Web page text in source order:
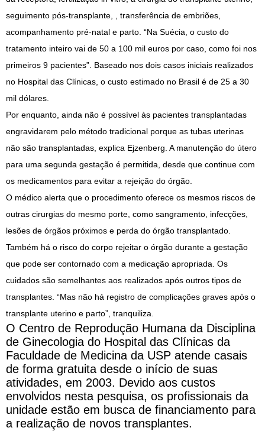
seguimento pós-transplante, , transferência de embriões,
acompanhamento pré-natal e parto. “Na Suécia, o custo do
tratamento inteiro vai de 50 a 100 mil euros por caso, como foi nos
primeiros 9 pacientes”. Baseado nos dois casos iniciais realizados
no Hospital das Clínicas, o custo estimado no Brasil é de 25 a 30
mil dólares.
Por enquanto, ainda não é possível às pacientes transplantadas
engravidarem pelo método tradicional porque as tubas uterinas
não são transplantadas, explica Ejzenberg. A manutenção do útero
para uma segunda gestação é permitida, desde que continue com
os medicamentos para evitar a rejeição do órgão.
O médico alerta que o procedimento oferece os mesmos riscos de
outras cirurgias do mesmo porte, como sangramento, infecções,
lesões de órgãos próximos e perda do órgão transplantado.
Também há o risco do corpo rejeitar o órgão durante a gestação
que pode ser contornado com a medicação apropriada. Os
cuidados são semelhantes aos realizados após outros tipos de
transplantes. “Mas não há registro de complicações graves após o
transplante uterino e parto”, tranquiliza.
O Centro de Reprodução Humana da Disciplina
de Ginecologia do Hospital das Clínicas da
Faculdade de Medicina da USP atende casais
de forma gratuita desde o início de suas
atividades, em 2003. Devido aos custos
envolvidos nesta pesquisa, os profissionais da
unidade estão em busca de financiamento para
a realização de novos transplantes.